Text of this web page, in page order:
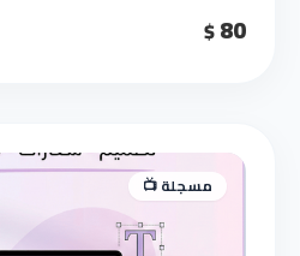
80
$
مسجلة 📺